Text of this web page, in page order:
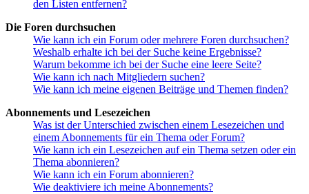
den Listen entfernen?
Die Foren durchsuchen
Wie kann ich ein Forum oder mehrere Foren durchsuchen?
Weshalb erhalte ich bei der Suche keine Ergebnisse?
Warum bekomme ich bei der Suche eine leere Seite?
Wie kann ich nach Mitgliedern suchen?
Wie kann ich meine eigenen Beiträge und Themen finden?
Abonnements und Lesezeichen
Was ist der Unterschied zwischen einem Lesezeichen und
einem Abonnements für ein Thema oder Forum?
Wie kann ich ein Lesezeichen auf ein Thema setzen oder ein
Thema abonnieren?
Wie kann ich ein Forum abonnieren?
Wie deaktiviere ich meine Abonnements?